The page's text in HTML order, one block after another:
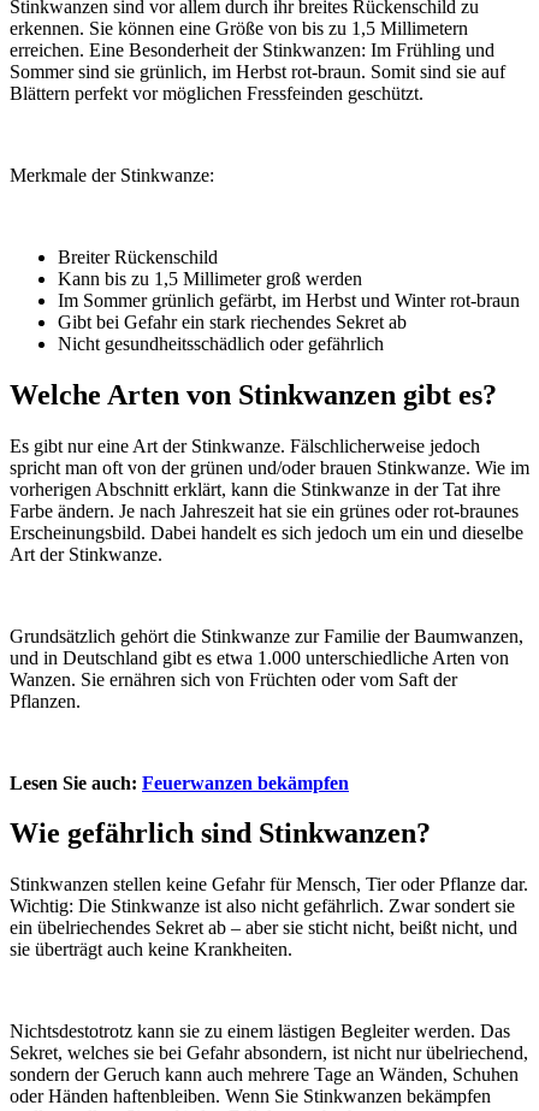
Stinkwanzen sind vor allem durch ihr breites Rückenschild zu
erkennen. Sie können eine Größe von bis zu 1,5 Millimetern
erreichen. Eine Besonderheit der Stinkwanzen: Im Frühling und
Sommer sind sie grünlich, im Herbst rot-braun. Somit sind sie auf
Blättern perfekt vor möglichen Fressfeinden geschützt.
Merkmale der Stinkwanze:
Breiter Rückenschild
Kann bis zu 1,5 Millimeter groß werden
Im Sommer grünlich gefärbt, im Herbst und Winter rot-braun
Gibt bei Gefahr ein stark riechendes Sekret ab
Nicht gesundheitsschädlich oder gefährlich
Welche Arten von Stinkwanzen gibt es?
Es gibt nur eine Art der Stinkwanze. Fälschlicherweise jedoch
spricht man oft von der grünen und/oder brauen Stinkwanze. Wie im
vorherigen Abschnitt erklärt, kann die Stinkwanze in der Tat ihre
Farbe ändern. Je nach Jahreszeit hat sie ein grünes oder rot-braunes
Erscheinungsbild. Dabei handelt es sich jedoch um ein und dieselbe
Art der Stinkwanze.
Grundsätzlich gehört die Stinkwanze zur Familie der Baumwanzen,
und in Deutschland gibt es etwa 1.000 unterschiedliche Arten von
Wanzen. Sie ernähren sich von Früchten oder vom Saft der
Pflanzen.
Lesen Sie auch: Feuerwanzen bekämpfen
Wie gefährlich sind Stinkwanzen?
Stinkwanzen stellen keine Gefahr für Mensch, Tier oder Pflanze dar.
Wichtig: Die Stinkwanze ist also nicht gefährlich. Zwar sondert sie
ein übelriechendes Sekret ab – aber sie sticht nicht, beißt nicht, und
sie überträgt auch keine Krankheiten.
Nichtsdestotrotz kann sie zu einem lästigen Begleiter werden. Das
Sekret, welches sie bei Gefahr absondern, ist nicht nur übelriechend,
sondern der Geruch kann auch mehrere Tage an Wänden, Schuhen
oder Händen haftenbleiben. Wenn Sie Stinkwanzen bekämpfen